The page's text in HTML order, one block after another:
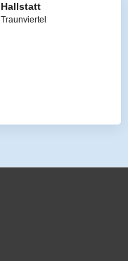
Hallstatt
Traunviertel